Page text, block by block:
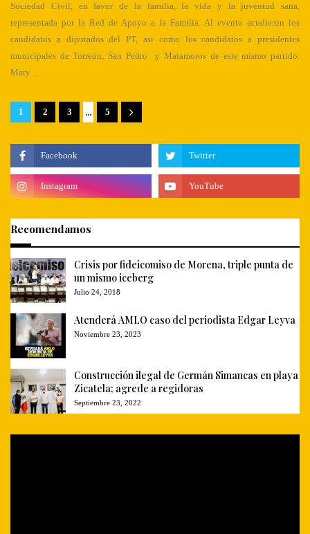
Sociedad Civil, en favor de la familia, la vida y la juventud sana,
representada por la Red de Apoyo a la Familia. Al evento acudieron los
candidatos a diputados del PT, asi como los candidatos a presidentes
municipales de Torreón, San Pedro y Matamoros de este mismo partido.
Mary …
1 2 3 ... 5
Recomendamos
Crisis por fideicomiso de Morena, triple punta de
un mismo iceberg
Julio 24, 2018
Atenderá AMLO caso del periodista Edgar Leyva
Noviembre 23, 2023
Construcción ilegal de Germán Simancas en playa
Zicatela; agrede a regidoras
Septiembre 23, 2022